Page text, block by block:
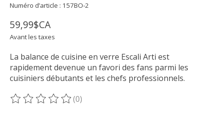
Numéro d’article : 157BO-2
59,99$CA
Avant les taxes
La balance de cuisine en verre Escali Arti est
rapidement devenue un favori des fans parmi les
cuisiniers débutants et les chefs professionnels.
Ce produit est évalué à
(0)